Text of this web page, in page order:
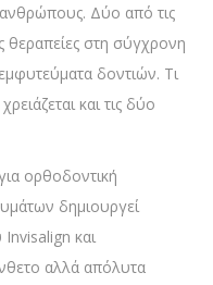
Δύο από τις
θεραπείες στη σύγχρονη
δοντιών. Τι
και τις δύο
ορθοδοντική
δημιουργεί
και
αλλά απόλυτα